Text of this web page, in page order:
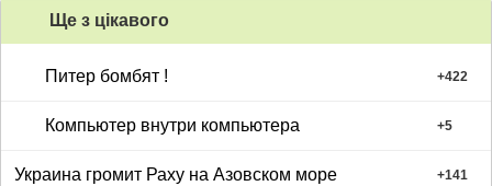
Ще з цiкавого
Питер бомбят ! +422
Компьютер внутри компьютера +5
Украина громит Раху на Азовском море +141